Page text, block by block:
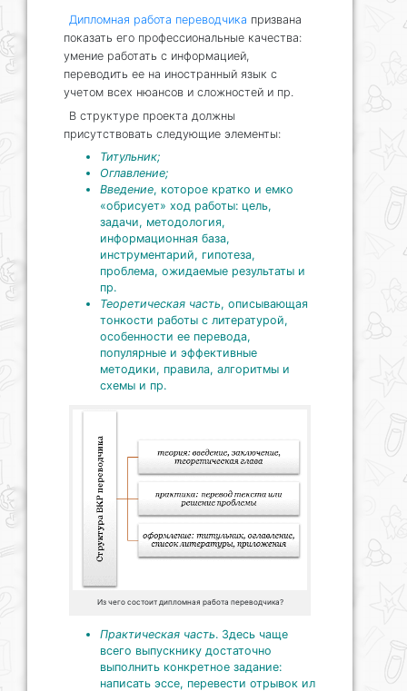
Дипломная работа переводчика призвана
показать его профессиональные качества:
умение работать с информацией,
переводить ее на иностранный язык с
учетом всех нюансов и сложностей и пр.
В структуре проекта должны
присутствовать следующие элементы:
Титульник;
Оглавление;
Введение, которое кратко и емко
«обрисует» ход работы: цель,
задачи, методология,
информационная база,
инструментарий, гипотеза,
проблема, ожидаемые результаты и
пр.
Теоретическая часть, описывающая
тонкости работы с литературой,
особенности ее перевода,
популярные и эффективные
методики, правила, алгоритмы и
схемы и пр.
Из чего состоит дипломная работа переводчика?
Практическая часть. Здесь чаще
всего выпускнику достаточно
выполнить конкретное задание:
написать эссе, перевести отрывок ил